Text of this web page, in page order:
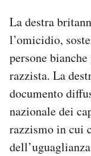
La destra
l’omicidio,
persone
razzista. La
documento
nazionale dei
razzismo in cui